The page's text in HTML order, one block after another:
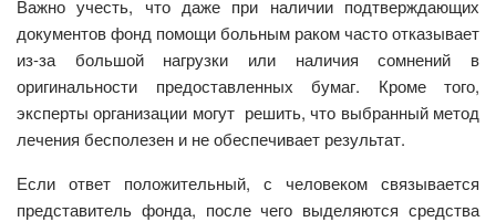
Важно учесть, что даже при наличии подтверждающих
документов фонд помощи больным раком часто отказывает
из-за большой нагрузки или наличия сомнений в
оригинальности предоставленных бумаг. Кроме того,
эксперты организации могут решить, что выбранный метод
лечения бесполезен и не обеспечивает результат.
Если ответ положительный, с человеком связывается
представитель фонда, после чего выделяются средства